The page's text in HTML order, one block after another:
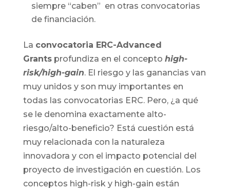
siempre “caben” en otras convocatorias
de financiación.
La convocatoria ERC-Advanced
Grantsprofundiza en el concepto high-
risk/high-gain. El riesgo y las ganancias van
muy unidos y son muy importantes en
todas las convocatorias ERC. Pero, ¿a qué
se le denomina exactamente alto-
riesgo/alto-beneficio? Está cuestión está
muy relacionada con la naturaleza
innovadora y con el impacto potencial del
proyecto de investigación en cuestión. Los
conceptos high-risk y high-gain están